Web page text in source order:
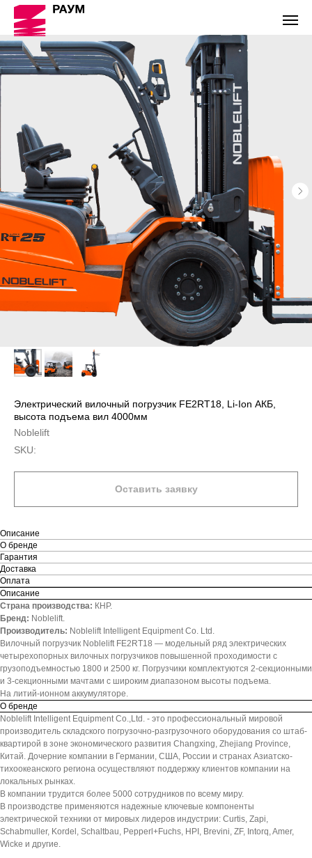
Электрический вилочный погрузчик FE2RT18, Li-Ion АКБ,
высота подъема вил 4000мм
Noblelift
SKU:
Оставить заявку
Описание
О бренде
Гарантия
Доставка
Оплата
Описание
Страна производства: КНР.
Бренд: Noblelift.
Производитель: Noblelift Intelligent Equipment Co. Ltd.
Вилочный погрузчик Noblelift FE2RT18 — модельный ряд электрических
четырехопорных вилочных погрузчиков повышенной проходимости с
грузоподъемностью 1800 и 2500 кг. Погрузчики комплектуются 2-секционными
и 3-секционными мачтами с широким диапазоном высоты подъема.
На литий-ионном аккумуляторе.
О бренде
Noblelift Intelligent Equipment Co.,Ltd. - это профессиональный мировой
производитель складского погрузочно-разгрузочного оборудования со штаб-
квартирой в зоне экономического развития Changxing, Zhejiang Province,
Китай. Дочерние компании в Германии, США, России и странах Азиатско-
тихоокеанского региона осуществляют поддержку клиентов компании на
локальных рынках.
В компании трудится более 5000 сотрудников по всему миру.
В производстве применяются надежные ключевые компоненты
электрической техники от мировых лидеров индустрии: Curtis, Zapi,
Schabmuller, Kordel, Schaltbau, Pepperl+Fuchs, HPI, Brevini, ZF, Intorq, Amer,
Wicke и другие.